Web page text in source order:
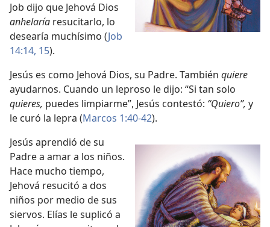
Job dijo que Jehová Dios
anhelaría resucitarlo, lo
desearía muchísimo (Job
14:14, 15).
Jesús es como Jehová Dios, su Padre. También quiere
ayudarnos. Cuando un leproso le dijo: “Si tan solo
quieres, puedes limpiarme”, Jesús contestó: “Quiero”, y
le curó la lepra (Marcos 1:40-42).
Jesús aprendió de su
Padre a amar a los niños.
Hace mucho tiempo,
Jehová resucitó a dos
niños por medio de sus
siervos. Elías le suplicó a